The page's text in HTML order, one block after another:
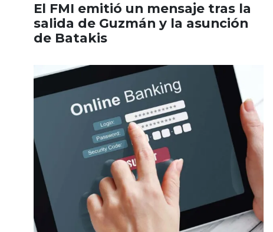
El FMI emitió un mensaje tras la
salida de Guzmán y la asunción
de Batakis